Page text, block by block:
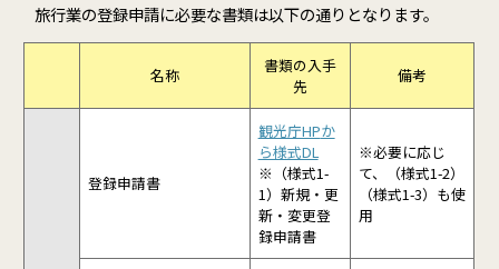
旅行業の登録申請に必要な書類は以下の通りとなります。
名称
書類の入手
先
備考
登録申請書
観光庁HPか
ら様式DL
※（様式1-
1）新規・更
新・変更登
録申請書
※必要に応じ
て、（様式1-2）
（様式1-3）も使
用